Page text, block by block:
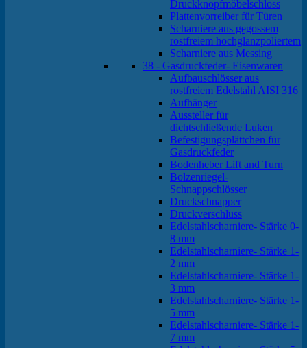
Druckknopfmöbelschloss
Plattenvorreiber für Türen
Scharniere aus gegossem
rostfreiem hochglanzpoliertem
Scharniere aus Messing
38 - Gasdruckfeder- Eisenwaren
Aufbauschlösser aus
rostfreiem Edelstahl AISI 316
Aufhänger
Aussteller für
dichtschließende Luken
Befestigungsplättchen für
Gasdruckfeder
Bodenheber Lift and Turn
Bolzenriegel-
Schnappschlösser
Druckschnapper
Druckverschluss
Edelstahlscharniere- Stärke 0-
8 mm
Edelstahlscharniere- Stärke 1-
2 mm
Edelstahlscharniere- Stärke 1-
3 mm
Edelstahlscharniere- Stärke 1-
5 mm
Edelstahlscharniere- Stärke 1-
7 mm